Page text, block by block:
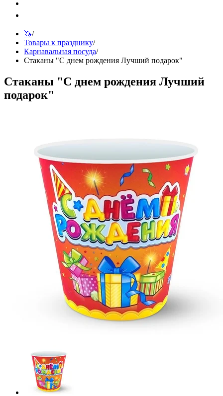
🦄/
Товары к празднику/
Карнавальная посуда/
Стаканы "С днем рождения Лучший подарок"
Стаканы "С днем рождения Лучший
подарок"